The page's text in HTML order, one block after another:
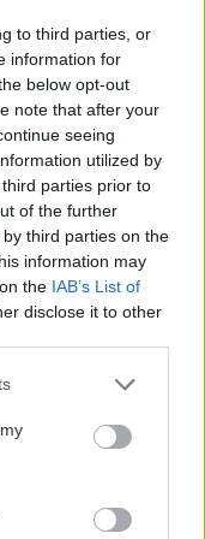
to third parties, or
information for
below opt-out
note that after your
seeing
utilized by
parties prior to
of the further
third parties on the
information may
the IAB’s List of
disclose it to other
or more Google
You may click to
third-party tags to
in below Google
να
από την
εξαιρετική για
με τζάκι.
Καρπενησίου,
ηΆρτεμις
το δίκλινο με
είναι ο
το
για έξτρα